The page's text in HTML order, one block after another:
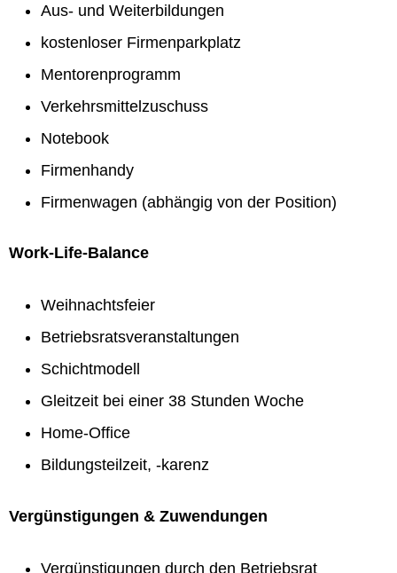
Aus- und Weiterbildungen
kostenloser Firmenparkplatz
Mentorenprogramm
Verkehrsmittelzuschuss
Notebook
Firmenhandy
Firmenwagen (abhängig von der Position)
Work-Life-Balance
Weihnachtsfeier
Betriebsratsveranstaltungen
Schichtmodell
Gleitzeit bei einer 38 Stunden Woche
Home-Office
Bildungsteilzeit, -karenz
Vergünstigungen & Zuwendungen
Vergünstigungen durch den Betriebsrat